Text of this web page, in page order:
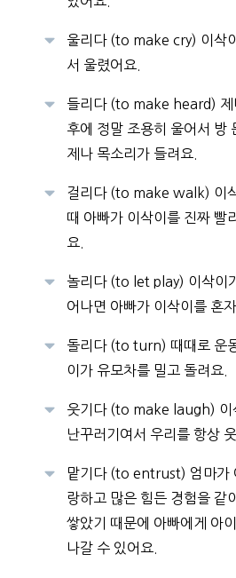
울리다 (to make cry) 이삭
서 울렸어요.
들리다 (to make heard) 제
후에 정말 조용히 울어서 방
제나 목소리가 들려요.
걸리다 (to make walk) 이
때 아빠가 이삭이를 진짜 빨
요.
놀리다 (to let play) 이삭이
어나면 아빠가 이삭이를 혼자
돌리다 (to turn) 때때로 운
이가 유모차를 밀고 돌려요.
웃기다 (to make laugh) 이
난꾸러기여서 우리를 항상 웃
맡기다 (to entrust) 엄마가
랑하고 많은 힘든 경험을 같
쌓았기 때문에 아빠에게 아
나갈 수 있어요.